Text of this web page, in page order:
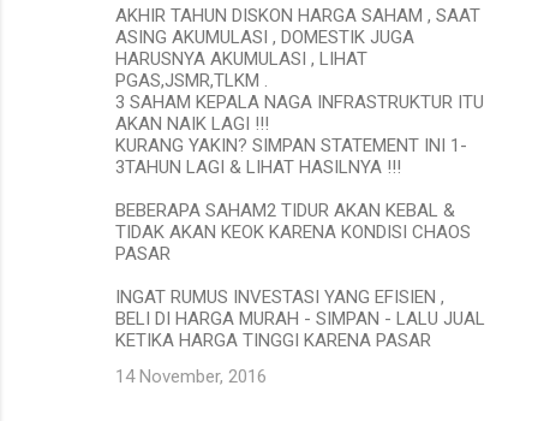
AKHIR TAHUN DISKON HARGA SAHAM , SAAT
ASING AKUMULASI , DOMESTIK JUGA
HARUSNYA AKUMULASI , LIHAT
PGAS,JSMR,TLKM .
3 SAHAM KEPALA NAGA INFRASTRUKTUR ITU
AKAN NAIK LAGI !!!
KURANG YAKIN? SIMPAN STATEMENT INI 1-
3TAHUN LAGI & LIHAT HASILNYA !!!
BEBERAPA SAHAM2 TIDUR AKAN KEBAL &
TIDAK AKAN KEOK KARENA KONDISI CHAOS
PASAR
INGAT RUMUS INVESTASI YANG EFISIEN ,
BELI DI HARGA MURAH - SIMPAN - LALU JUAL
KETIKA HARGA TINGGI KARENA PASAR
14 November, 2016